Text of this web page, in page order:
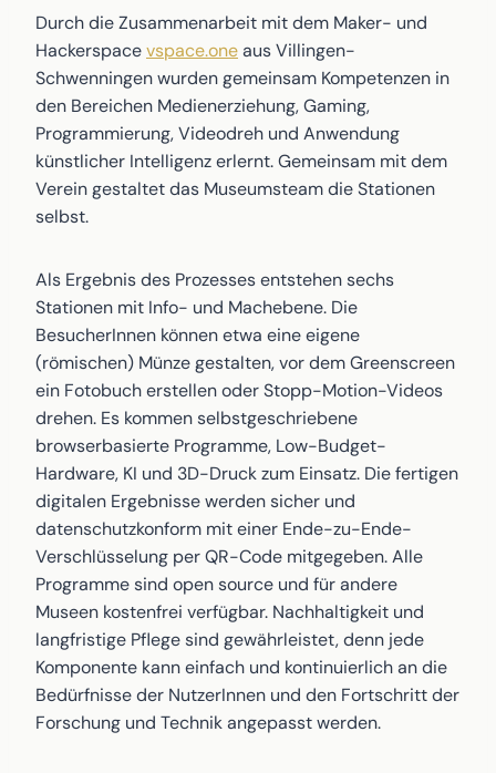
Durch die Zusammenarbeit mit dem Maker- und
Hackerspacevspace.oneaus Villingen-
Schwenningen wurden gemeinsam Kompetenzen in
den Bereichen Medienerziehung, Gaming,
Programmierung, Videodreh und Anwendung
künstlicher Intelligenz erlernt. Gemeinsam mit dem
Verein gestaltet das Museumsteam die Stationen
selbst.
Als Ergebnis des Prozesses entstehen sechs
Stationen mit Info- und Machebene. Die
BesucherInnen können etwa eine eigene
(römischen) Münze gestalten, vor dem Greenscreen
ein Fotobuch erstellen oder Stopp-Motion-Videos
drehen. Es kommen selbstgeschriebene
browserbasierte Programme, Low-Budget-
Hardware, KI und 3D-Druck zum Einsatz. Die fertigen
digitalen Ergebnisse werden sicher und
datenschutzkonform mit einer Ende-zu-Ende-
Verschlüsselung per QR-Code mitgegeben. Alle
Programme sind open source und für andere
Museen kostenfrei verfügbar. Nachhaltigkeit und
langfristige Pflege sind gewährleistet, denn jede
Komponente kann einfach und kontinuierlich an die
Bedürfnisse der NutzerInnen und den Fortschritt der
Forschung und Technik angepasst werden.